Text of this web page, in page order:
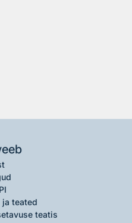
ja teated
teatis